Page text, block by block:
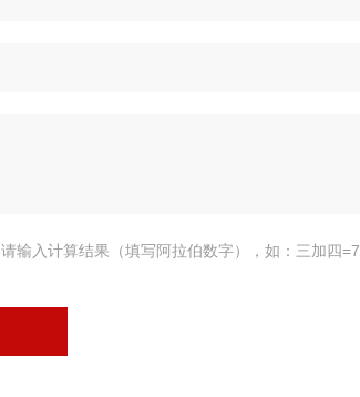
请输入计算结果（填写阿拉伯数字），如：三加四=7